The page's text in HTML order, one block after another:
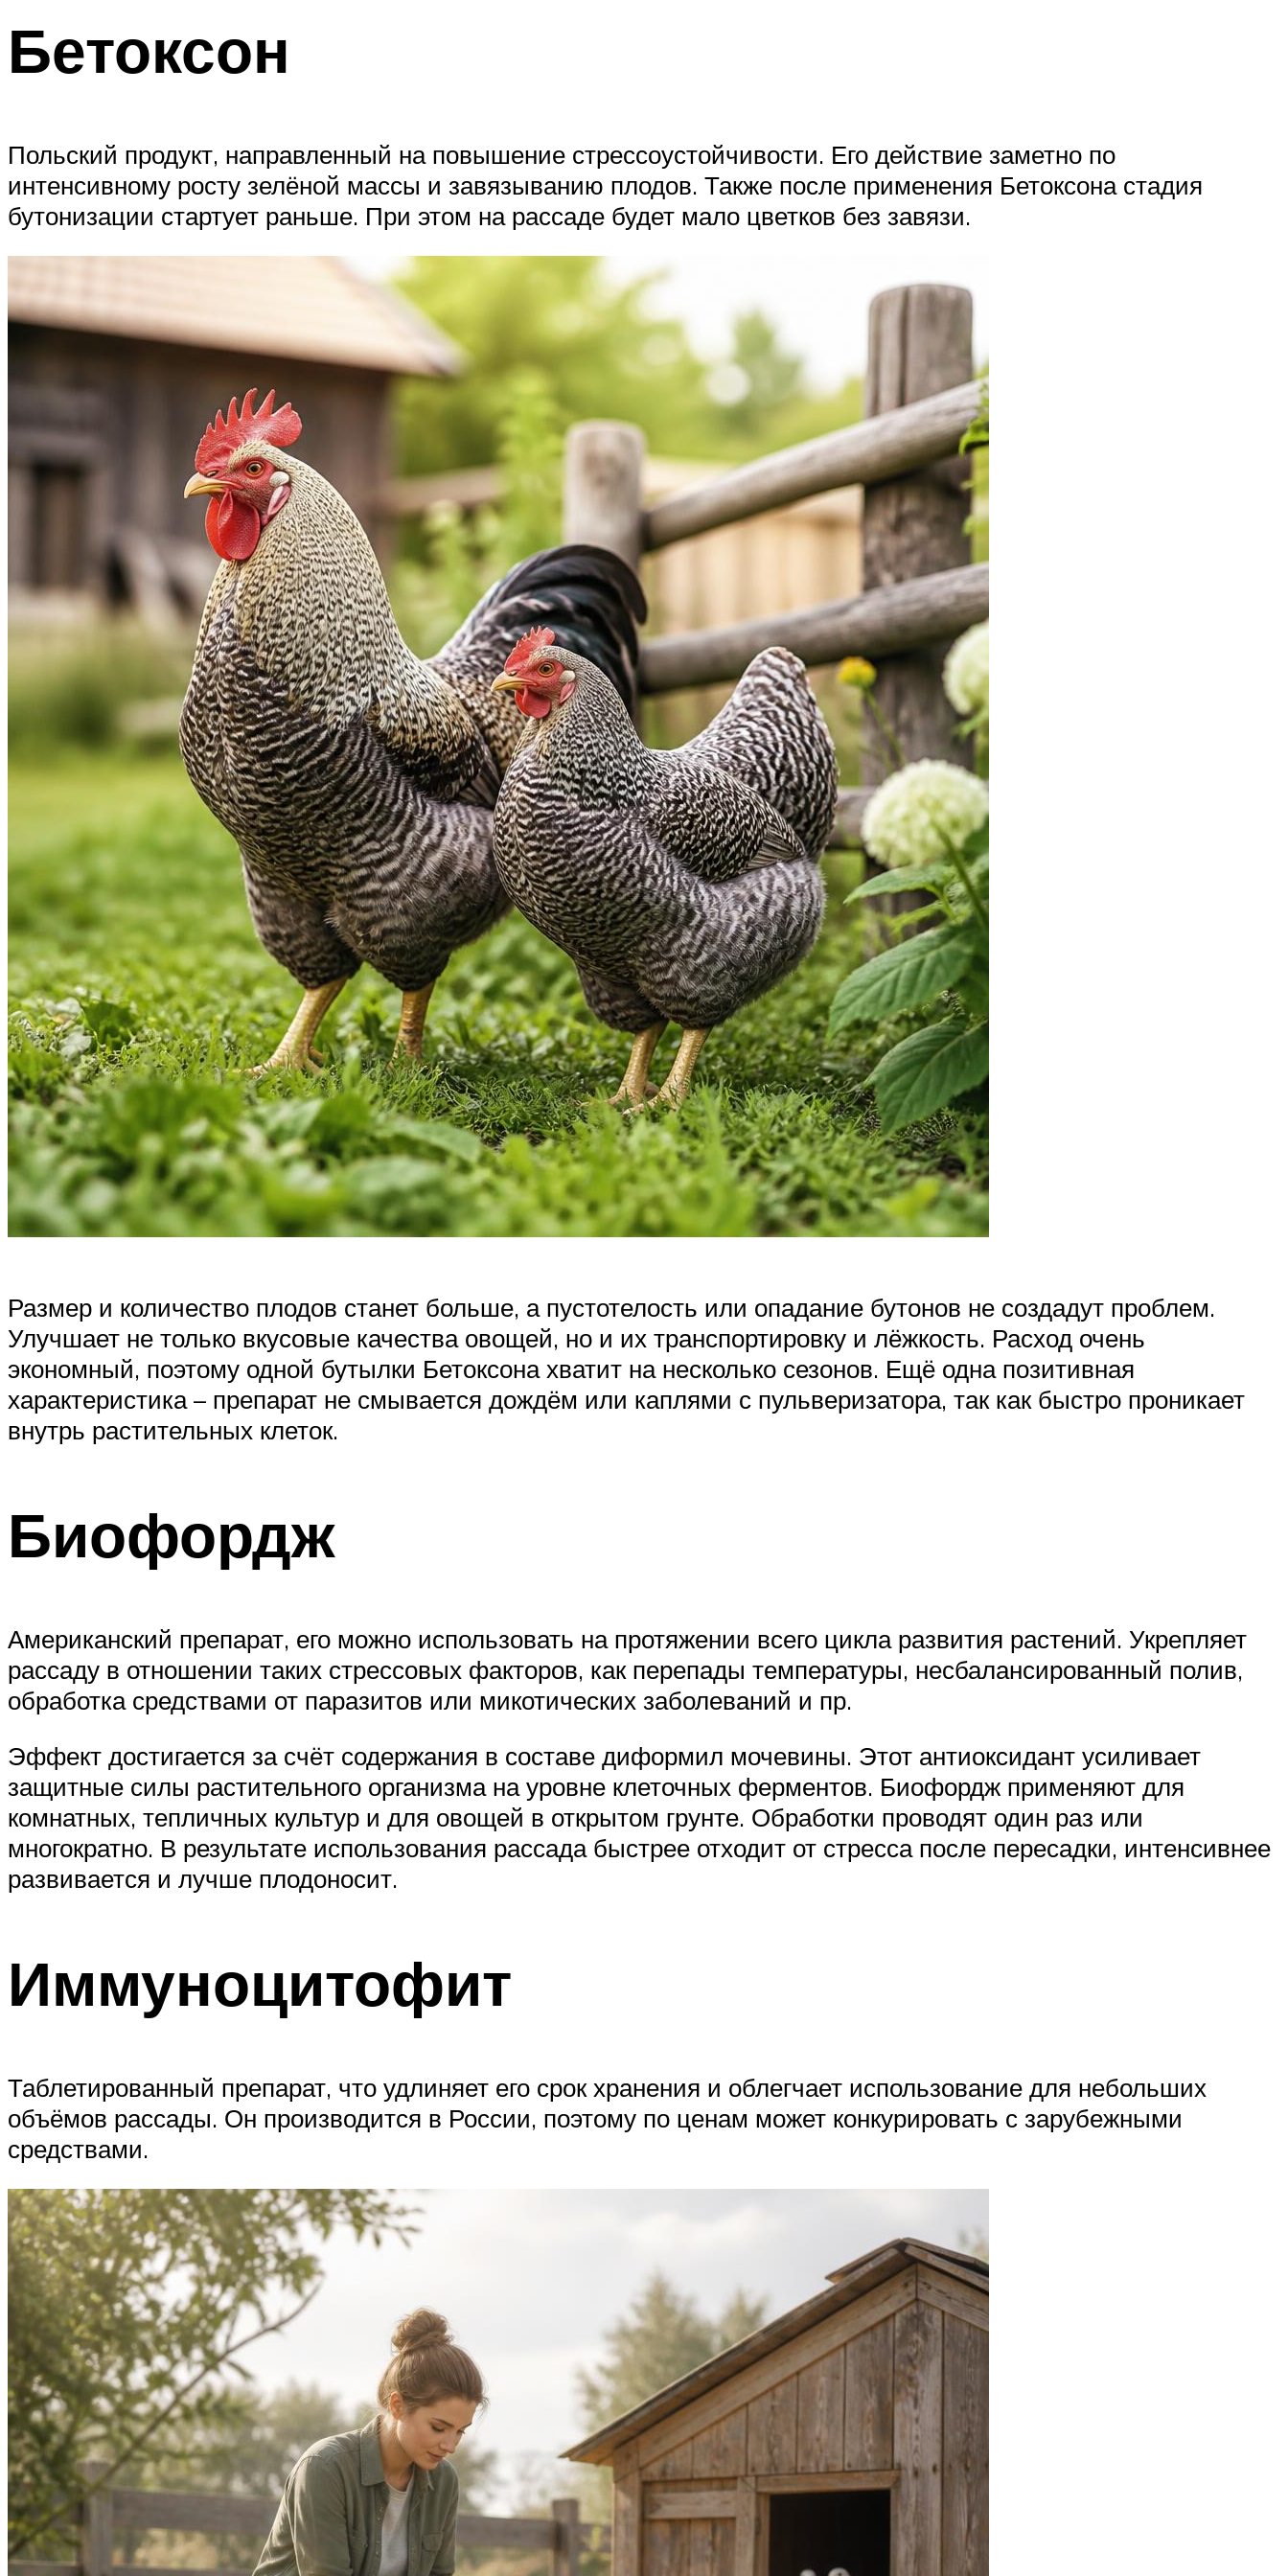
Бетоксон
Польский продукт, направленный на повышение стрессоустойчивости. Его действие заметно по
интенсивному росту зелёной массы и завязыванию плодов. Также после применения Бетоксона стадия
бутонизации стартует раньше. При этом на рассаде будет мало цветков без завязи.
Размер и количество плодов станет больше, а пустотелость или опадание бутонов не создадут проблем.
Улучшает не только вкусовые качества овощей, но и их транспортировку и лёжкость. Расход очень
экономный, поэтому одной бутылки Бетоксона хватит на несколько сезонов. Ещё одна позитивная
характеристика – препарат не смывается дождём или каплями с пульверизатора, так как быстро проникает
внутрь растительных клеток.
Биофордж
Американский препарат, его можно использовать на протяжении всего цикла развития растений. Укрепляет
рассаду в отношении таких стрессовых факторов, как перепады температуры, несбалансированный полив,
обработка средствами от паразитов или микотических заболеваний и пр.
Эффект достигается за счёт содержания в составе диформил мочевины. Этот антиоксидант усиливает
защитные силы растительного организма на уровне клеточных ферментов. Биофордж применяют для
комнатных, тепличных культур и для овощей в открытом грунте. Обработки проводят один раз или
многократно. В результате использования рассада быстрее отходит от стресса после пересадки, интенсивнее
развивается и лучше плодоносит.
Иммуноцитофит
Таблетированный препарат, что удлиняет его срок хранения и облегчает использование для небольших
объёмов рассады. Он производится в России, поэтому по ценам может конкурировать с зарубежными
средствами.